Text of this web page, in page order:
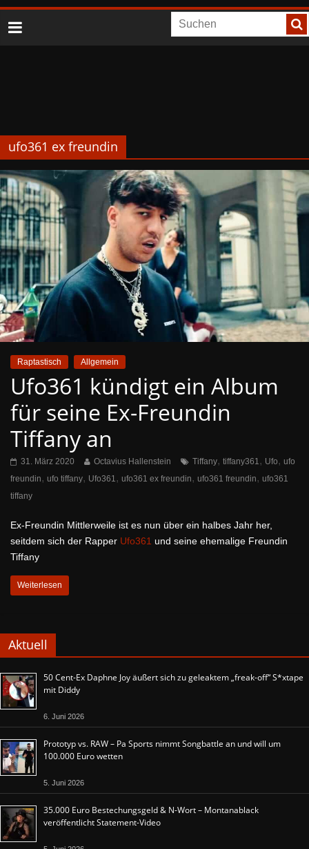
ufo361 ex freundin
Raptastisch Allgemein
Ufo361 kündigt ein Album
für seine Ex-Freundin
Tiffany an
31. März 2020 Octavius Hallenstein Tiffany, tiffany361, Ufo, ufo
freundin, ufo tiffany, Ufo361, ufo361 ex freundin, ufo361 freundin, ufo361
tiffany
Ex-Freundin Mittlerweile ist es nun über ein halbes Jahr her,
seitdem sich der Rapper Ufo361 und seine ehemalige Freundin
Tiffany
Weiterlesen
Aktuell
50 Cent-Ex Daphne Joy äußert sich zu geleaktem „freak-off“ S*xtape
mit Diddy
6. Juni 2026
Prototyp vs. RAW – Pa Sports nimmt Songbattle an und will um
100.000 Euro wetten
5. Juni 2026
35.000 Euro Bestechungsgeld & N-Wort – Montanablack
veröffentlicht Statement-Video